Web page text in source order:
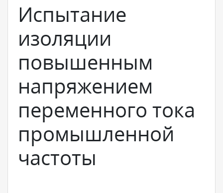
Испытание
изоляции
повышенным
напряжением
переменного тока
промышленной
частоты